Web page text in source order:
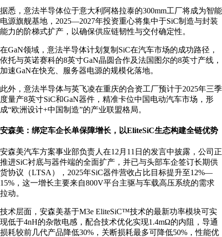
据悉，意法半导体位于意大利阿格拉泰的300mm工厂将成为智能
电源旗舰基地，2025—2027年投资重心将集中于SiC制造与封装
能力的阶梯式扩产，以确保供应链韧性与交付确定性。
在GaN领域，意法半导体计划复制SiC在汽车市场的成功路径，
依托与英诺赛科的8英寸GaN晶圆合作及法国图尔的8英寸产线，
加速GaN在快充、服务器电源的规模化落地。
此外，意法半导体与英飞凌在重庆的合资工厂预计于2025年三季
度量产8英寸SiC和GaN器件，精准卡位中国电动汽车市场，形
成“欧洲设计+中国制造”的产业联盟格局。
安森美：绑定车企长单保障增长，以EliteSiC生态构建全链优势
安森美汽车方案事业部负责人在12月11日的发言中披露，公司正
推进SiC衬底与器件端的全面扩产，并已与头部车企签订长期供
货协议（LTSA），2025年SiC器件营收占比目标提升至12%—
15%，这一增长主要来自800V平台主驱与车载高压系统的需求
拉动。
技术层面，安森美基于M3e EliteSiC™技术的最新功率模块可实
现低于4nH的杂散电感，配合技术优化实现1.4mΩ的内阻，导通
损耗较前几代产品降低30%，关断损耗最多可降低50%，性能优